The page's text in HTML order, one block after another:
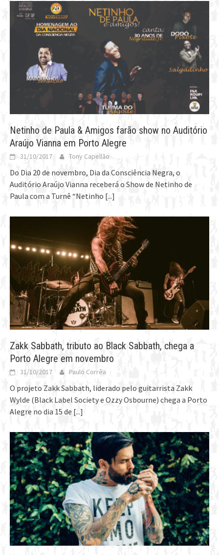
Netinho de Paula & Amigos farão show no Auditório
Araújo Vianna em Porto Alegre
31/10/2017 Tony Capellão
Do Dia 20 de novembro, Dia da Consciência Negra, o
Auditório Araújo Vianna receberá o Show de Netinho de
Paula com a Turnê “Netinho [...]
Zakk Sabbath, tributo ao Black Sabbath, chega a
Porto Alegre em novembro
31/10/2017 Paulo Corrêa
O projeto Zakk Sabbath, liderado pelo guitarrista Zakk
Wylde (Black Label Society e Ozzy Osbourne) chega a Porto
Alegre no dia 15 de [...]